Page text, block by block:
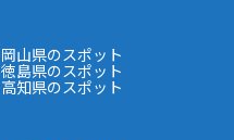
岡山県のスポット
徳島県のスポット
高知県のスポット